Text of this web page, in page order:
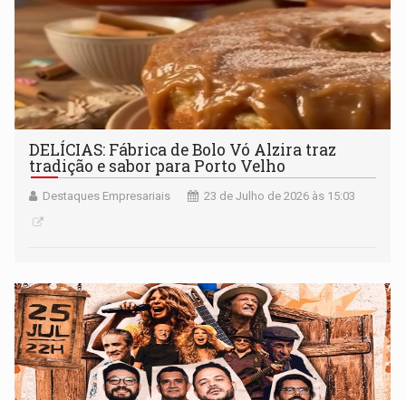
DELÍCIAS: Fábrica de Bolo Vó Alzira traz
tradição e sabor para Porto Velho
Destaques Empresariais 23 de Julho de 2026 às 15:03